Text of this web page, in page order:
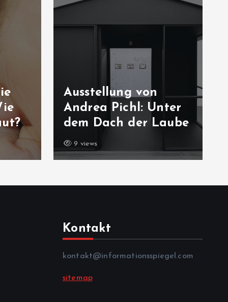
Ausstellung von
Andrea Pichl: Unter
dem Dach der Laube
9 views
Kontakt
kontakt@informationsspiegel.com
sitemap